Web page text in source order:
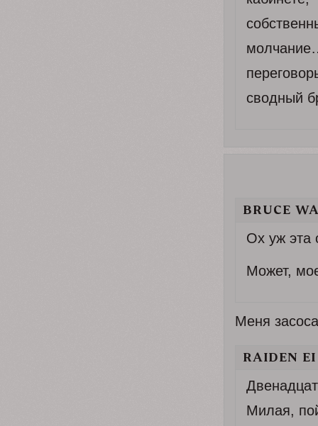
сводный
BRUCE
Ох уж эта
Может,
Меня
RAIDEN
Милая,